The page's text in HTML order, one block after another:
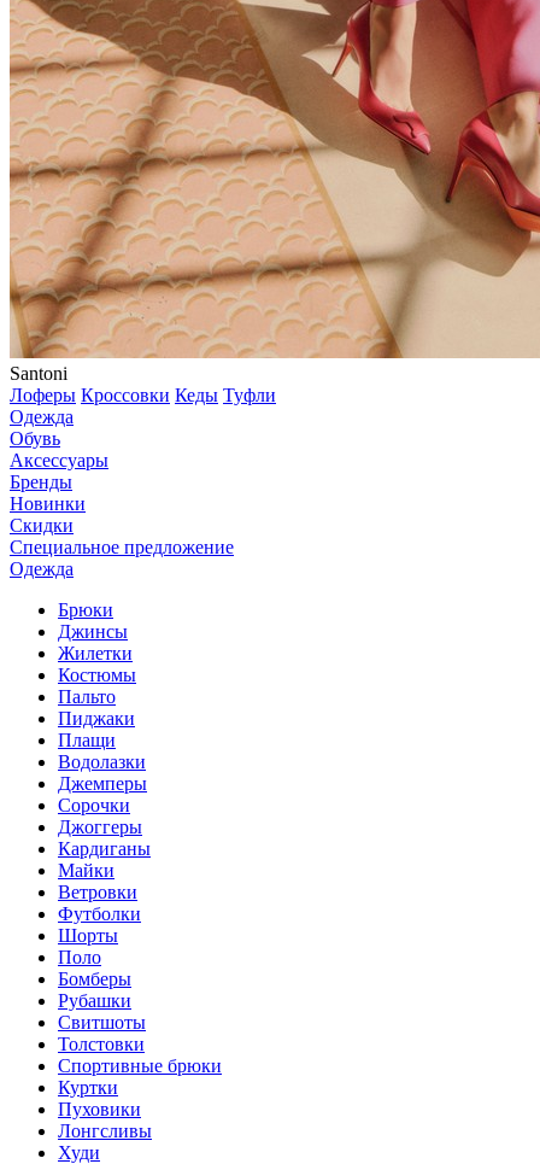
Santoni
Лоферы Кроссовки Кеды Туфли
Одежда
Обувь
Аксессуары
Бренды
Новинки
Скидки
Специальное предложение
Одежда
Брюки
Джинсы
Жилетки
Костюмы
Пальто
Пиджаки
Плащи
Водолазки
Джемперы
Сорочки
Джоггеры
Кардиганы
Майки
Ветровки
Футболки
Шорты
Поло
Бомберы
Рубашки
Свитшоты
Толстовки
Спортивные брюки
Куртки
Пуховики
Лонгсливы
Худи